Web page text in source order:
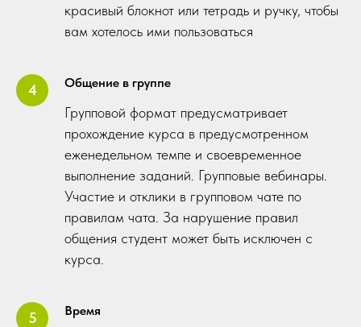
красивый блокнот или тетрадь и ручку, чтобы
вам хотелось ими пользоваться
Общение в группе
Групповой формат предусматривает
прохождение курса в предусмотренном
еженедельном темпе и своевременное
выполнение заданий. Групповые вебинары.
Участие и отклики в групповом чате по
правилам чата. За нарушение правил
общения студент может быть исключен с
курса.
Время